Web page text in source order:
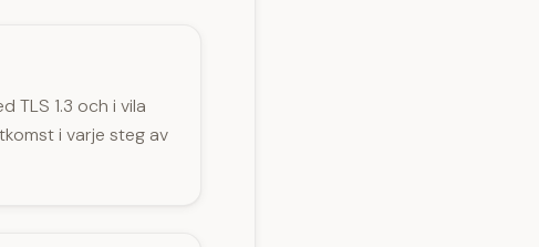
1.3 och i vila
i varje steg av